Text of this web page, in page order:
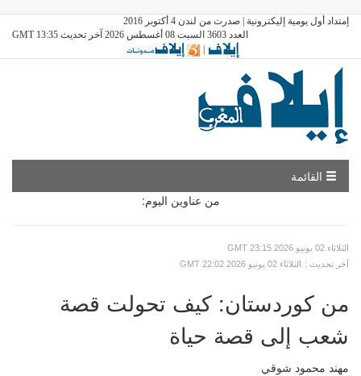
إمتداد أول يومية إليكترونية | صدرت من لندن 4 أكتوبر 2016
العدد 3603 السبت 08 أغسطس 2026 آخر تحديث GMT 13:35
|
القائمة
من عناوين اليوم:
GMT الثلاثاء 02 يونيو 2026 23:15
GMT الثلاثاء 02 يونيو 2026 22:02
: آخر تحديث
من كوردستان: كيف تحولت قصة
شعب إلى قصة حياة
مهند محمود شوقي